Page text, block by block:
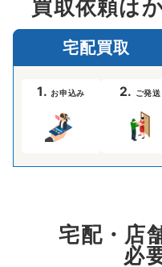
買取依頼は
宅配買取
1.お申込み 2. ご発送
宅配・店
必